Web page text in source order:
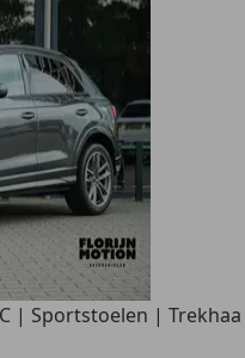
| Sportstoelen | Trekhaa